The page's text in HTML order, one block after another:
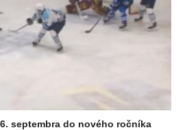
septembra do nového ročníka